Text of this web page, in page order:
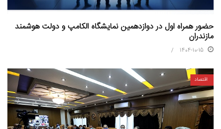
حضور همراه اول در دوازدهمین نمایشگاه الکامپ و دولت هوشمند
مازندران
1404-10-15
اقتصاد